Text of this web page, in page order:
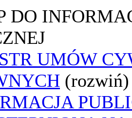
DO
UMÓW
(rozwiń)